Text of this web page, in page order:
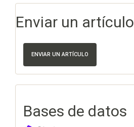
Enviar un artículo
ENVIAR UN ARTÍCULO
Bases de datos